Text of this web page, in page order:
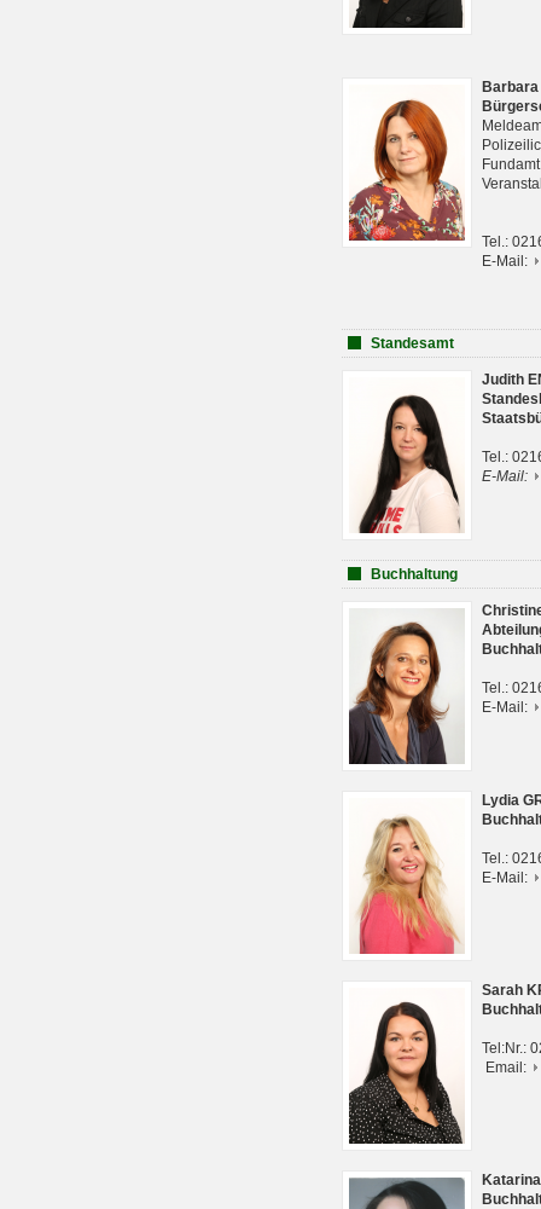
Tel.:
E-Mail:
Standesamt
Judith
Tel.:
E-Mail:
Buchhaltung
Tel.:
E-Mail:
Lydia
Tel.:
E-Mail:
Sarah
Tel:Nr.:
Email: